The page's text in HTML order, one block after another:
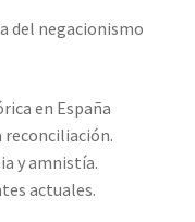
del negacionismo
en España
reconciliación.
y amnistía.
actuales.